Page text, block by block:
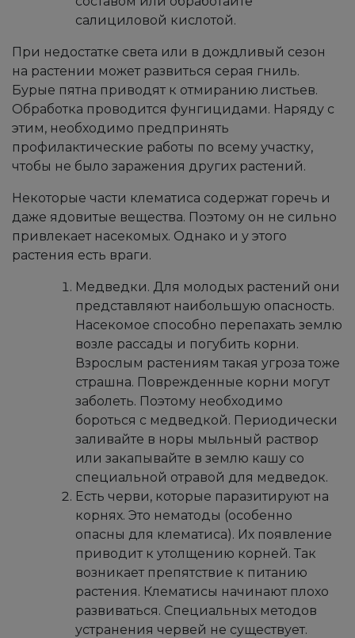
салициловой кислотой.
При недостатке света или в дождливый сезон
на растении может развиться серая гниль.
Бурые пятна приводят к отмиранию листьев.
Обработка проводится фунгицидами. Наряду с
этим, необходимо предпринять
профилактические работы по всему участку,
чтобы не было заражения других растений.
​​​Некоторые части клематиса содержат горечь и
даже ядовитые вещества. Поэтому он не сильно
привлекает насекомых. Однако и у этого
растения есть враги.
Медведки. Для молодых растений они
представляют наибольшую опасность.
Насекомое способно перепахать землю
возле рассады и погубить корни.
Взрослым растениям такая угроза тоже
страшна. Поврежденные корни могут
заболеть. Поэтому необходимо
бороться с медведкой. Периодически
заливайте в норы мыльный раствор
или закапывайте в землю кашу со
специальной отравой для медведок.
Есть черви, которые паразитируют на
корнях. Это нематоды (особенно
опасны для клематиса). Их появление
приводит к утолщению корней. Так
возникает препятствие к питанию
растения. Клематисы начинают плохо
развиваться. Специальных методов
устранения червей не существует.